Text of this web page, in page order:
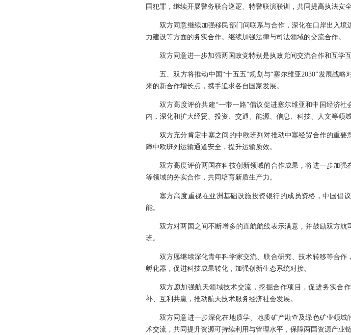
国犯罪，继续开展警务联合巡逻、特警联演联训，共同提高执法安全
双方同意继续加强移民部门间联系与合作，深化在口岸出入
力建设等方面的务实合作。继续加强法律与司法领域的交流合作。
双方同意进一步加强两国政党特别是执政党间交流合作和互学互
五、双方将推动中国“十五五”规划与“塞尔维亚2030”发展战
来的新合作增长点，携手追求各自国家发展。
双方高度评价共建“一带一路”倡议促进塞尔维亚和中国经济
内，深化和扩大经贸、投资、交通、能源、信息、科技、人文等领
双方充分肯定中塞之间的中欧班列对推动中塞经贸合作的重
障中欧班列运输通道安全，提升运输质效。
双方高度评价两国在科技创新领域的合作成果，将进一步加
等领域的务实合作，共同培育新质生产力。
塞方高度重视在亚洲基础设施投资银行的成员资格，中国倡
能。
双方对两国之间不断增多的直航航线表示满意，并鼓励双方
班。
双方愿继续深化青年科学家交流、联合研究、技术转移等合
孵化器，促进科技成果转化，加强创新生态系统对接。
双方愿加强航天领域技术交流，挖掘合作项目，促进务实合
补、互利共赢，推动航天技术服务经济社会发展。
双方同意进一步深化在地质学、地质矿产勘查及绿色矿业领
术交流，共同提升资源可持续利用与管理水平，保障两国资源产业